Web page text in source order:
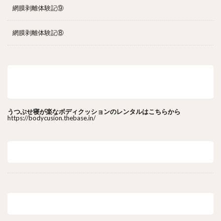
網膜剥離体験記⑨
網膜剥離体験記⑧
うつぶせ寝が楽なボディクッションのレンタルはこちらから
https://bodycusion.thebase.in/